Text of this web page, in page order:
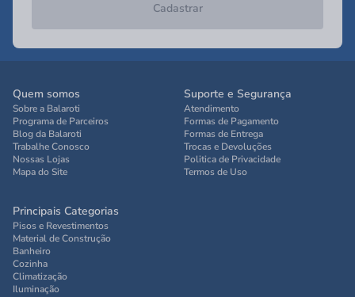
Cadastrar
Quem somos
Sobre a Balaroti
Programa de Parceiros
Blog da Balaroti
Trabalhe Conosco
Nossas Lojas
Mapa do Site
Suporte e Segurança
Atendimento
Formas de Pagamento
Formas de Entrega
Trocas e Devoluções
Politica de Privacidade
Termos de Uso
Principais Categorias
Pisos e Revestimentos
Material de Construção
Banheiro
Cozinha
Climatização
Iluminação